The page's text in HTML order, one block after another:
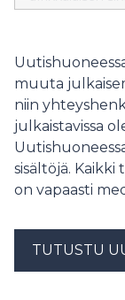
mahdollinen
tehokkaita ja
muuta
niin
julkaistavissa
sisältöjä.
on vapaasti
TUTUSTU